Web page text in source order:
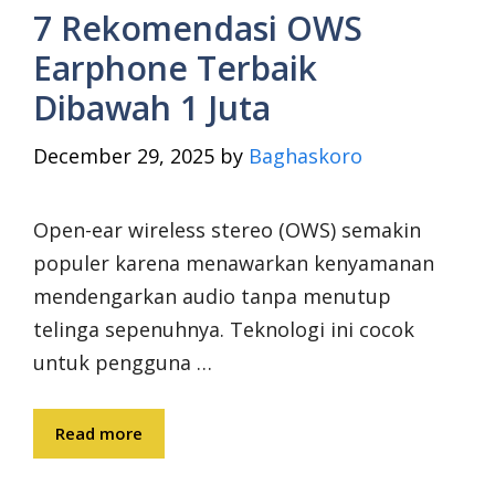
7 Rekomendasi OWS
Earphone Terbaik
Dibawah 1 Juta
December 29, 2025 by Baghaskoro
Open-ear wireless stereo (OWS) semakin
populer karena menawarkan kenyamanan
mendengarkan audio tanpa menutup
telinga sepenuhnya. Teknologi ini cocok
untuk pengguna …
Read more